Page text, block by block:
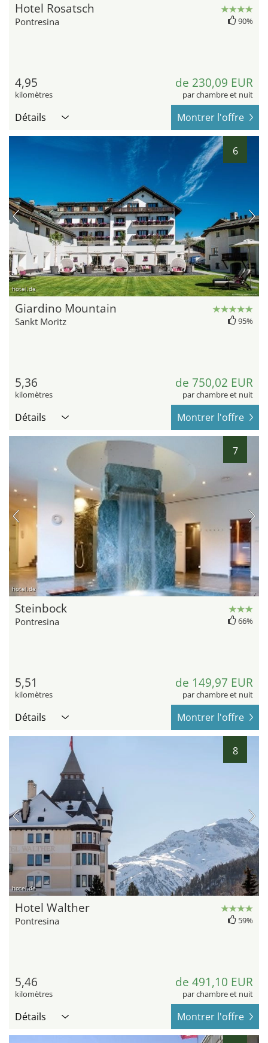
Hotel Rosatsch
Pontresina 90%
4,95
kilomètres
de 230,09 EUR
par chambre et nuit
Détails Montrer l'offre
6
hotel.de
Giardino Mountain
Sankt Moritz 95%
5,36
kilomètres
de 750,02 EUR
par chambre et nuit
Détails Montrer l'offre
7
hotel.de
Steinbock
Pontresina 66%
5,51
kilomètres
de 149,97 EUR
par chambre et nuit
Détails Montrer l'offre
8
hotel.de
Hotel Walther
Pontresina 59%
5,46
kilomètres
de 491,10 EUR
par chambre et nuit
Détails Montrer l'offre